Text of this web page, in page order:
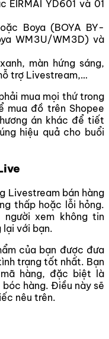
EIRMAI YD601 và 01
Boya (BOYA BY-
WM3U/WM3D) và
màn hứng sáng,
trợ Livestream,…
mua mọi thứ trong
mua đồ trên Shopee
án khác để tiết
hiệu quả cho buổi
Livestream bán hàng
thấp hoặc lỗi hỏng.
xem không tin
lại với bạn.
của bạn được đưa
trạng tốt nhất. Bạn
hàng, đặc biệt là
hàng. Điều này sẽ
nêu trên.